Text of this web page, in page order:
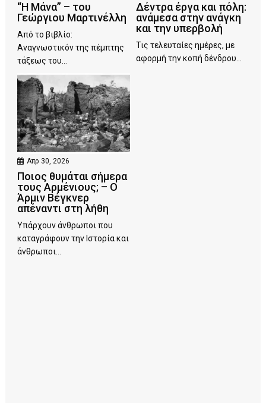
“Η Μάνα” – του
Γεώργιου Μαρτινέλλη
Από το βιβλίο:
Αναγνωστικόν της πέμπτης
τάξεως του...
Δέντρα έργα και πόλη:
ανάμεσα στην ανάγκη
και την υπερβολή
Τις τελευταίες ημέρες, με
αφορμή την κοπή δένδρου...
Απρ 30, 2026
Ποιος θυμάται σήμερα
τους Αρμένιους; – Ο
Άρμιν Βέγκνερ
απέναντι στη λήθη
Υπάρχουν άνθρωποι που
καταγράφουν την Ιστορία και
άνθρωποι...